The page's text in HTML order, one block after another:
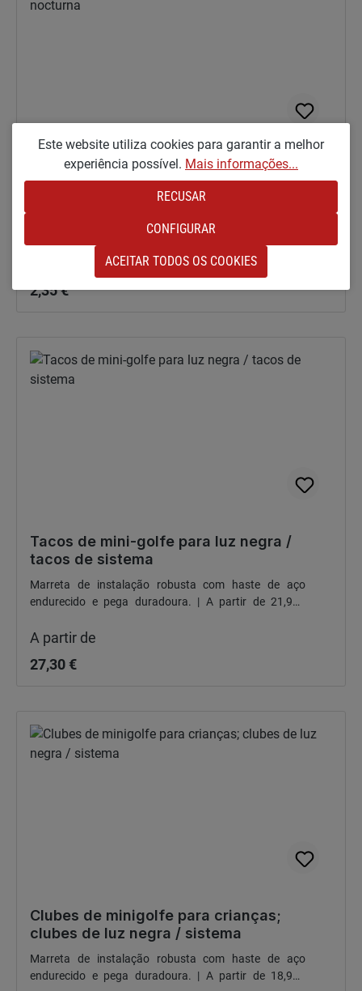
Bola luminosa para luz negra / bola
luminosa nocturna
Com covinhas, cores variadas. A partir de apenas 1,98
€ líquidos/peça
Preço normal:
2,35 €
Tacos de mini-golfe para luz negra /
tacos de sistema
Marreta de instalação robusta com haste de aço
endurecido e pega duradoura. | A partir de 21,95€
A partir de
27,30 €
Clubes de minigolfe para crianças;
clubes de luz negra / sistema
Marreta de instalação robusta com haste de aço
endurecido e pega duradoura. | A partir de 18,95€
Este website utiliza cookies para garantir a melhor
experiência possível. Mais informações...
RECUSAR
CONFIGURAR
ACEITAR TODOS OS COOKIES